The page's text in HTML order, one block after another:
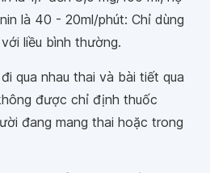
là 40 - 20ml/phút: Chỉ dùng
liều bình thường.
qua nhau thai và bài tiết qua
được chỉ định thuốc
đang mang thai hoặc trong